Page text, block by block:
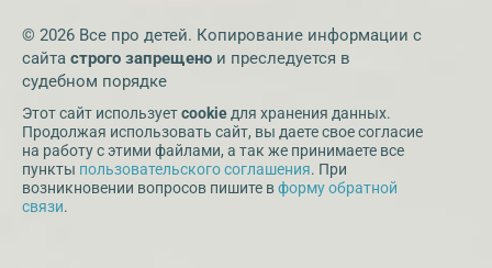
© 2026 Все про детей. Копирование информации с
сайта строго запрещено и преследуется в
судебном порядке
Этот сайт используетcookieдля хранения данных.
Продолжая использовать сайт, вы даете свое согласие
на работу с этими файлами, а так же принимаете все
пункты пользовательского соглашения. При
возникновении вопросов пишите вформу обратной
связи.